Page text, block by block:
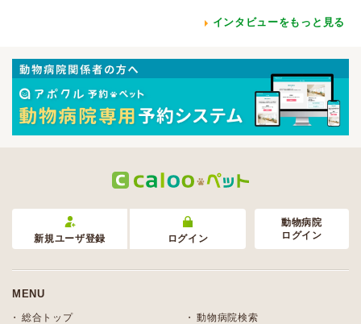
インタビューをもっと見る
新規ユーザ登録 ログイン
動物病院
ログイン
MENU
総合トップ 動物病院検索